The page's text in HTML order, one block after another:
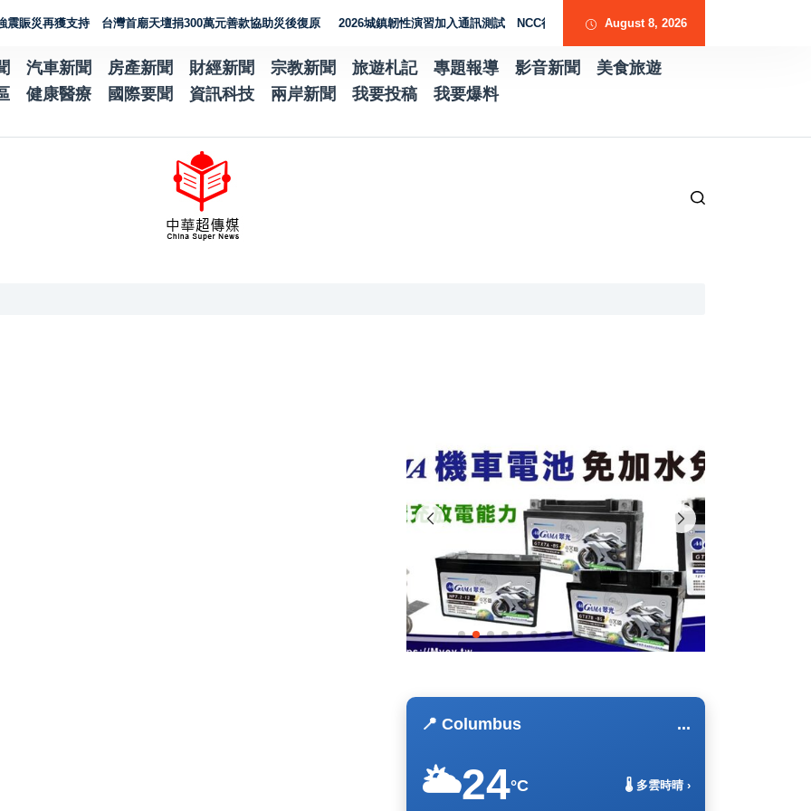
獲支持 台灣首廟天壇捐300萬元善款協助災後復原 2026城鎮韌性演習加入通訊測試 NCC行動網路降速演練驗證國家通訊防護能力
August 8, 2026
汽車新聞 房產新聞 財經新聞 宗教新聞 旅遊札記 專題報導 影音新聞
美食旅遊
健康醫療 國際要聞 資訊科技 兩岸新聞 我要投稿 我要爆料
📍 Columbus ...
🌥️24°C 🌡️ 多雲時晴 ›